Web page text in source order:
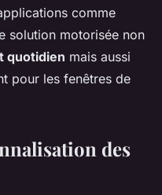
comme
solution motorisée non
quotidien mais aussi
pour les fenêtres de
des